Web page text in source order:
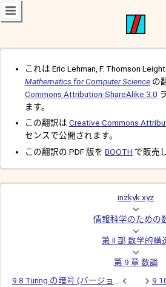
これは Eric Lehman, F. Thomson
Mathematics for Computer Science の
Commons Attribution-ShareAlike 3.0
ます。
この翻訳は Creative Commons
センスで公開されます。
この翻訳の PDF 版を BOOTH で販売
inzkyk.xyz
情報科学のための
第 II 部 数学的構
第 9 章 数論
9.8 Turing の暗号 (バージョン 2.0)